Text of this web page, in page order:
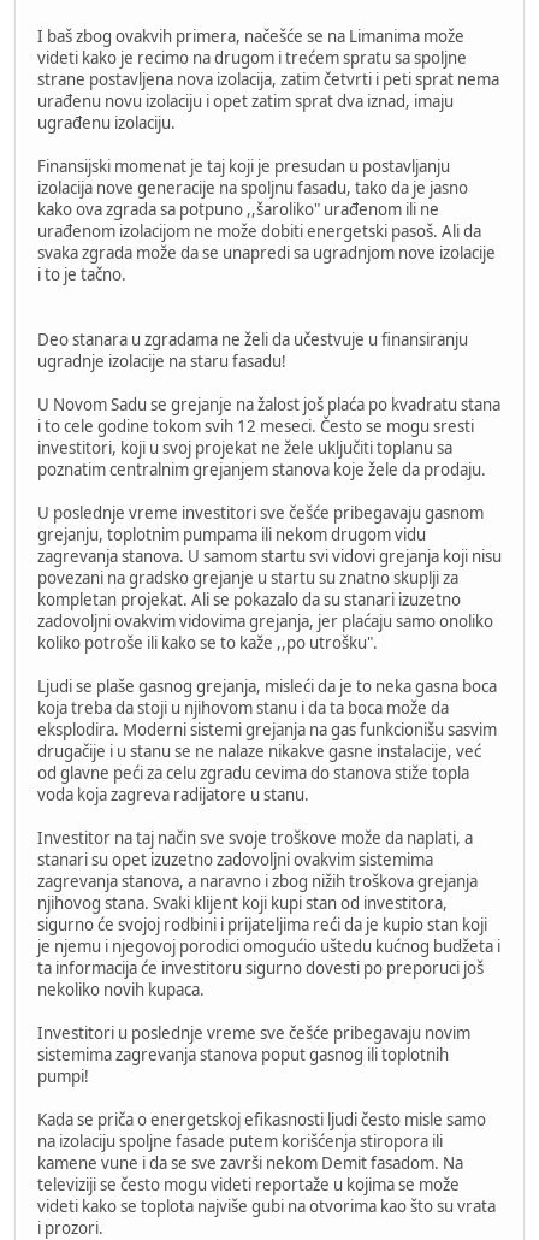
I baš zbog ovakvih primera, načešće se na Limanima može
videti kako je recimo na drugom i trećem spratu sa spoljne
strane postavljena nova izolacija, zatim četvrti i peti sprat nema
urađenu novu izolaciju i opet zatim sprat dva iznad, imaju
ugrađenu izolaciju.
Finansijski momenat je taj koji je presudan u postavljanju
izolacija nove generacije na spoljnu fasadu, tako da je jasno
kako ova zgrada sa potpuno ,,šaroliko" urađenom ili ne
urađenom izolacijom ne može dobiti energetski pasoš. Ali da
svaka zgrada može da se unapredi sa ugradnjom nove izolacije
i to je tačno.
Deo stanara u zgradama ne želi da učestvuje u finansiranju
ugradnje izolacije na staru fasadu!
U Novom Sadu se grejanje na žalost još plaća po kvadratu stana
i to cele godine tokom svih 12 meseci. Često se mogu sresti
investitori, koji u svoj projekat ne žele uključiti toplanu sa
poznatim centralnim grejanjem stanova koje žele da prodaju.
U poslednje vreme investitori sve češće pribegavaju gasnom
grejanju, toplotnim pumpama ili nekom drugom vidu
zagrevanja stanova. U samom startu svi vidovi grejanja koji nisu
povezani na gradsko grejanje u startu su znatno skuplji za
kompletan projekat. Ali se pokazalo da su stanari izuzetno
zadovoljni ovakvim vidovima grejanja, jer plaćaju samo onoliko
koliko potroše ili kako se to kaže ,,po utrošku".
Ljudi se plaše gasnog grejanja, misleći da je to neka gasna boca
koja treba da stoji u njihovom stanu i da ta boca može da
eksplodira. Moderni sistemi grejanja na gas funkcionišu sasvim
drugačije i u stanu se ne nalaze nikakve gasne instalacije, već
od glavne peći za celu zgradu cevima do stanova stiže topla
voda koja zagreva radijatore u stanu.
Investitor na taj način sve svoje troškove može da naplati, a
stanari su opet izuzetno zadovoljni ovakvim sistemima
zagrevanja stanova, a naravno i zbog nižih troškova grejanja
njihovog stana. Svaki klijent koji kupi stan od investitora,
sigurno će svojoj rodbini i prijateljima reći da je kupio stan koji
je njemu i njegovoj porodici omogućio uštedu kućnog budžeta i
ta informacija će investitoru sigurno dovesti po preporuci još
nekoliko novih kupaca.
Investitori u poslednje vreme sve češće pribegavaju novim
sistemima zagrevanja stanova poput gasnog ili toplotnih
pumpi!
Kada se priča o energetskoj efikasnosti ljudi često misle samo
na izolaciju spoljne fasade putem korišćenja stiropora ili
kamene vune i da se sve završi nekom Demit fasadom. Na
televiziji se često mogu videti reportaže u kojima se može
videti kako se toplota najviše gubi na otvorima kao što su vrata
i prozori.